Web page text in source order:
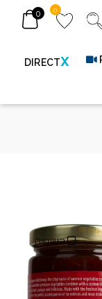
0
0
DIRECTX
השוואה
גדרה בלבד | *באתר